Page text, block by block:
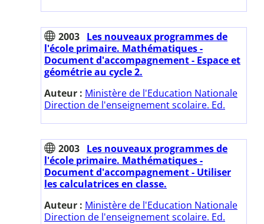
2003 Les nouveaux programmes de
l'école primaire. Mathématiques -
Document d'accompagnement - Espace et
géométrie au cycle 2.
Auteur : Ministère de l'Education Nationale
Direction de l'enseignement scolaire. Ed.
2003 Les nouveaux programmes de
l'école primaire. Mathématiques -
Document d'accompagnement - Utiliser
les calculatrices en classe.
Auteur : Ministère de l'Education Nationale
Direction de l'enseignement scolaire. Ed.